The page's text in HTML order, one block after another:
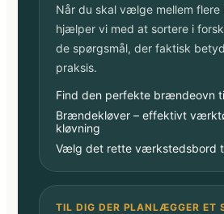
Når du skal vælge mellem flere
hjælper vi med at sortere i
de spørgsmål, der faktisk
praksis.
Find den perfekte brændeovn
Brændekløver – effektivt
kløvning
Vælg det rette værkstedsbord
TIL DIG DER PLANLÆGGER ET